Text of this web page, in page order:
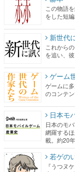
これから
を追い、
ゲーム
ゲームに
のコンテ
日本モ
日本のモ
網羅する
若ゲの
『うつヌ
生による
なんで
ゲーム開